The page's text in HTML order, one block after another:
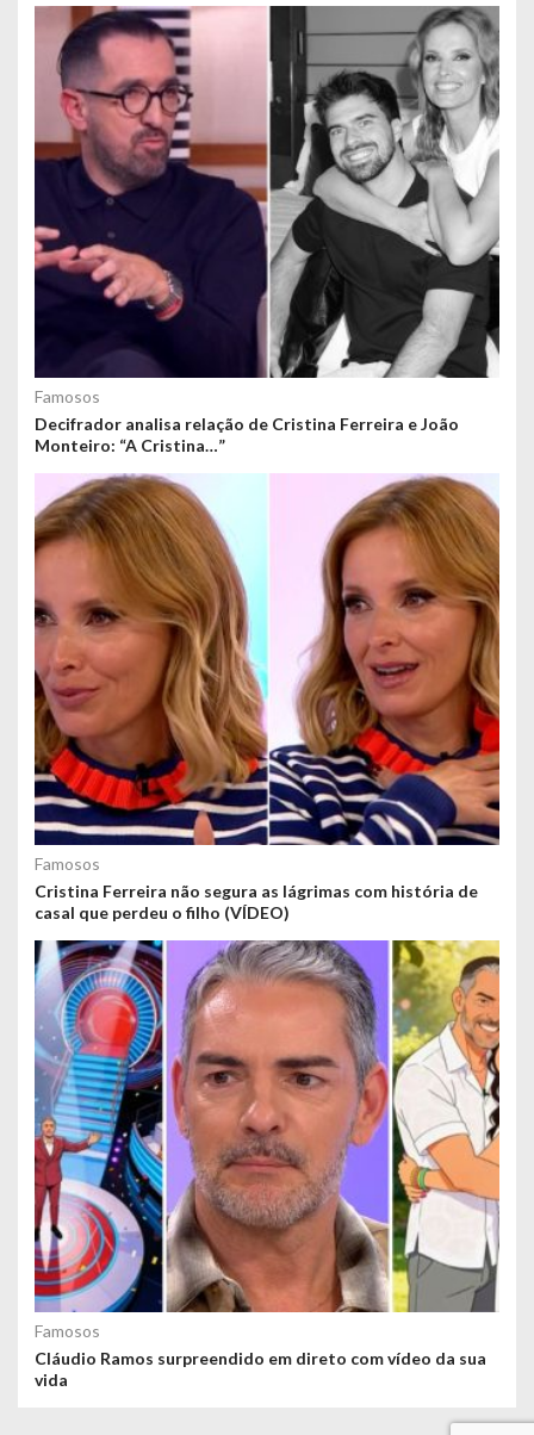
Famosos
Decifrador analisa relação de Cristina Ferreira e João
Monteiro: “A Cristina…”
Famosos
Cristina Ferreira não segura as lágrimas com história de
casal que perdeu o filho (VÍDEO)
Famosos
Cláudio Ramos surpreendido em direto com vídeo da sua
vida